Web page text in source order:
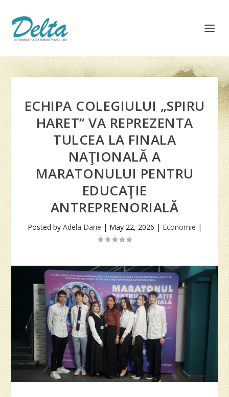
ECHIPA COLEGIULUI „SPIRU
HARET” VA REPREZENTA
TULCEA LA FINALA
NAŢIONALĂ A
MARATONULUI PENTRU
EDUCAŢIE
ANTREPRENORIALĂ
Posted by Adela Darie | May 22, 2026 | Economie |